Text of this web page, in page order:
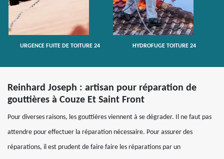
URGENCE FUITE DE TOITURE 24 HYDROFUGE TOITURE 24
Reinhard Joseph : artisan pour réparation de
gouttières à Couze Et Saint Front
Pour diverses raisons, les gouttières viennent à se dégrader. Il ne faut pas
attendre pour effectuer la réparation nécessaire. Pour assurer des
réparations, il est prudent de faire faire les réparations par un